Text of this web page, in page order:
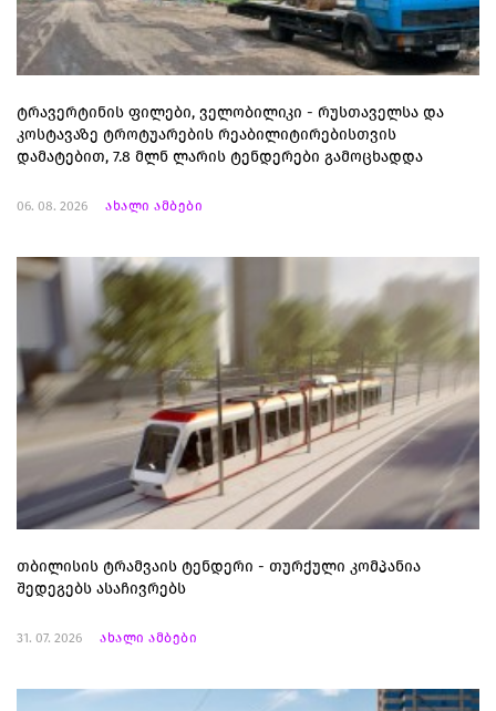
ტრავერტინის ფილები, ველობილიკი - რუსთაველსა და
კოსტავაზე ტროტუარების რეაბილიტირებისთვის
დამატებით, 7.8 მლნ ლარის ტენდერები გამოცხადდა
06. 08. 2026 ახალი ამბები
თბილისის ტრამვაის ტენდერი - თურქული კომპანია
შედეგებს ასაჩივრებს
31. 07. 2026 ახალი ამბები